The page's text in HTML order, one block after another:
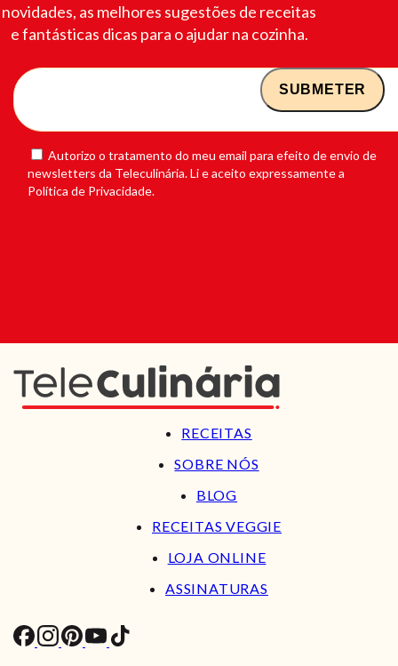
novidades, as melhores sugestões de receitas
e fantásticas dicas para o ajudar na cozinha.
Autorizo o tratamento do meu email para efeito de envio de
newsletters da Teleculinária. Li e aceito expressamente a
Política de Privacidade.
RECEITAS
SOBRE NÓS
BLOG
RECEITAS VEGGIE
LOJA ONLINE
ASSINATURAS